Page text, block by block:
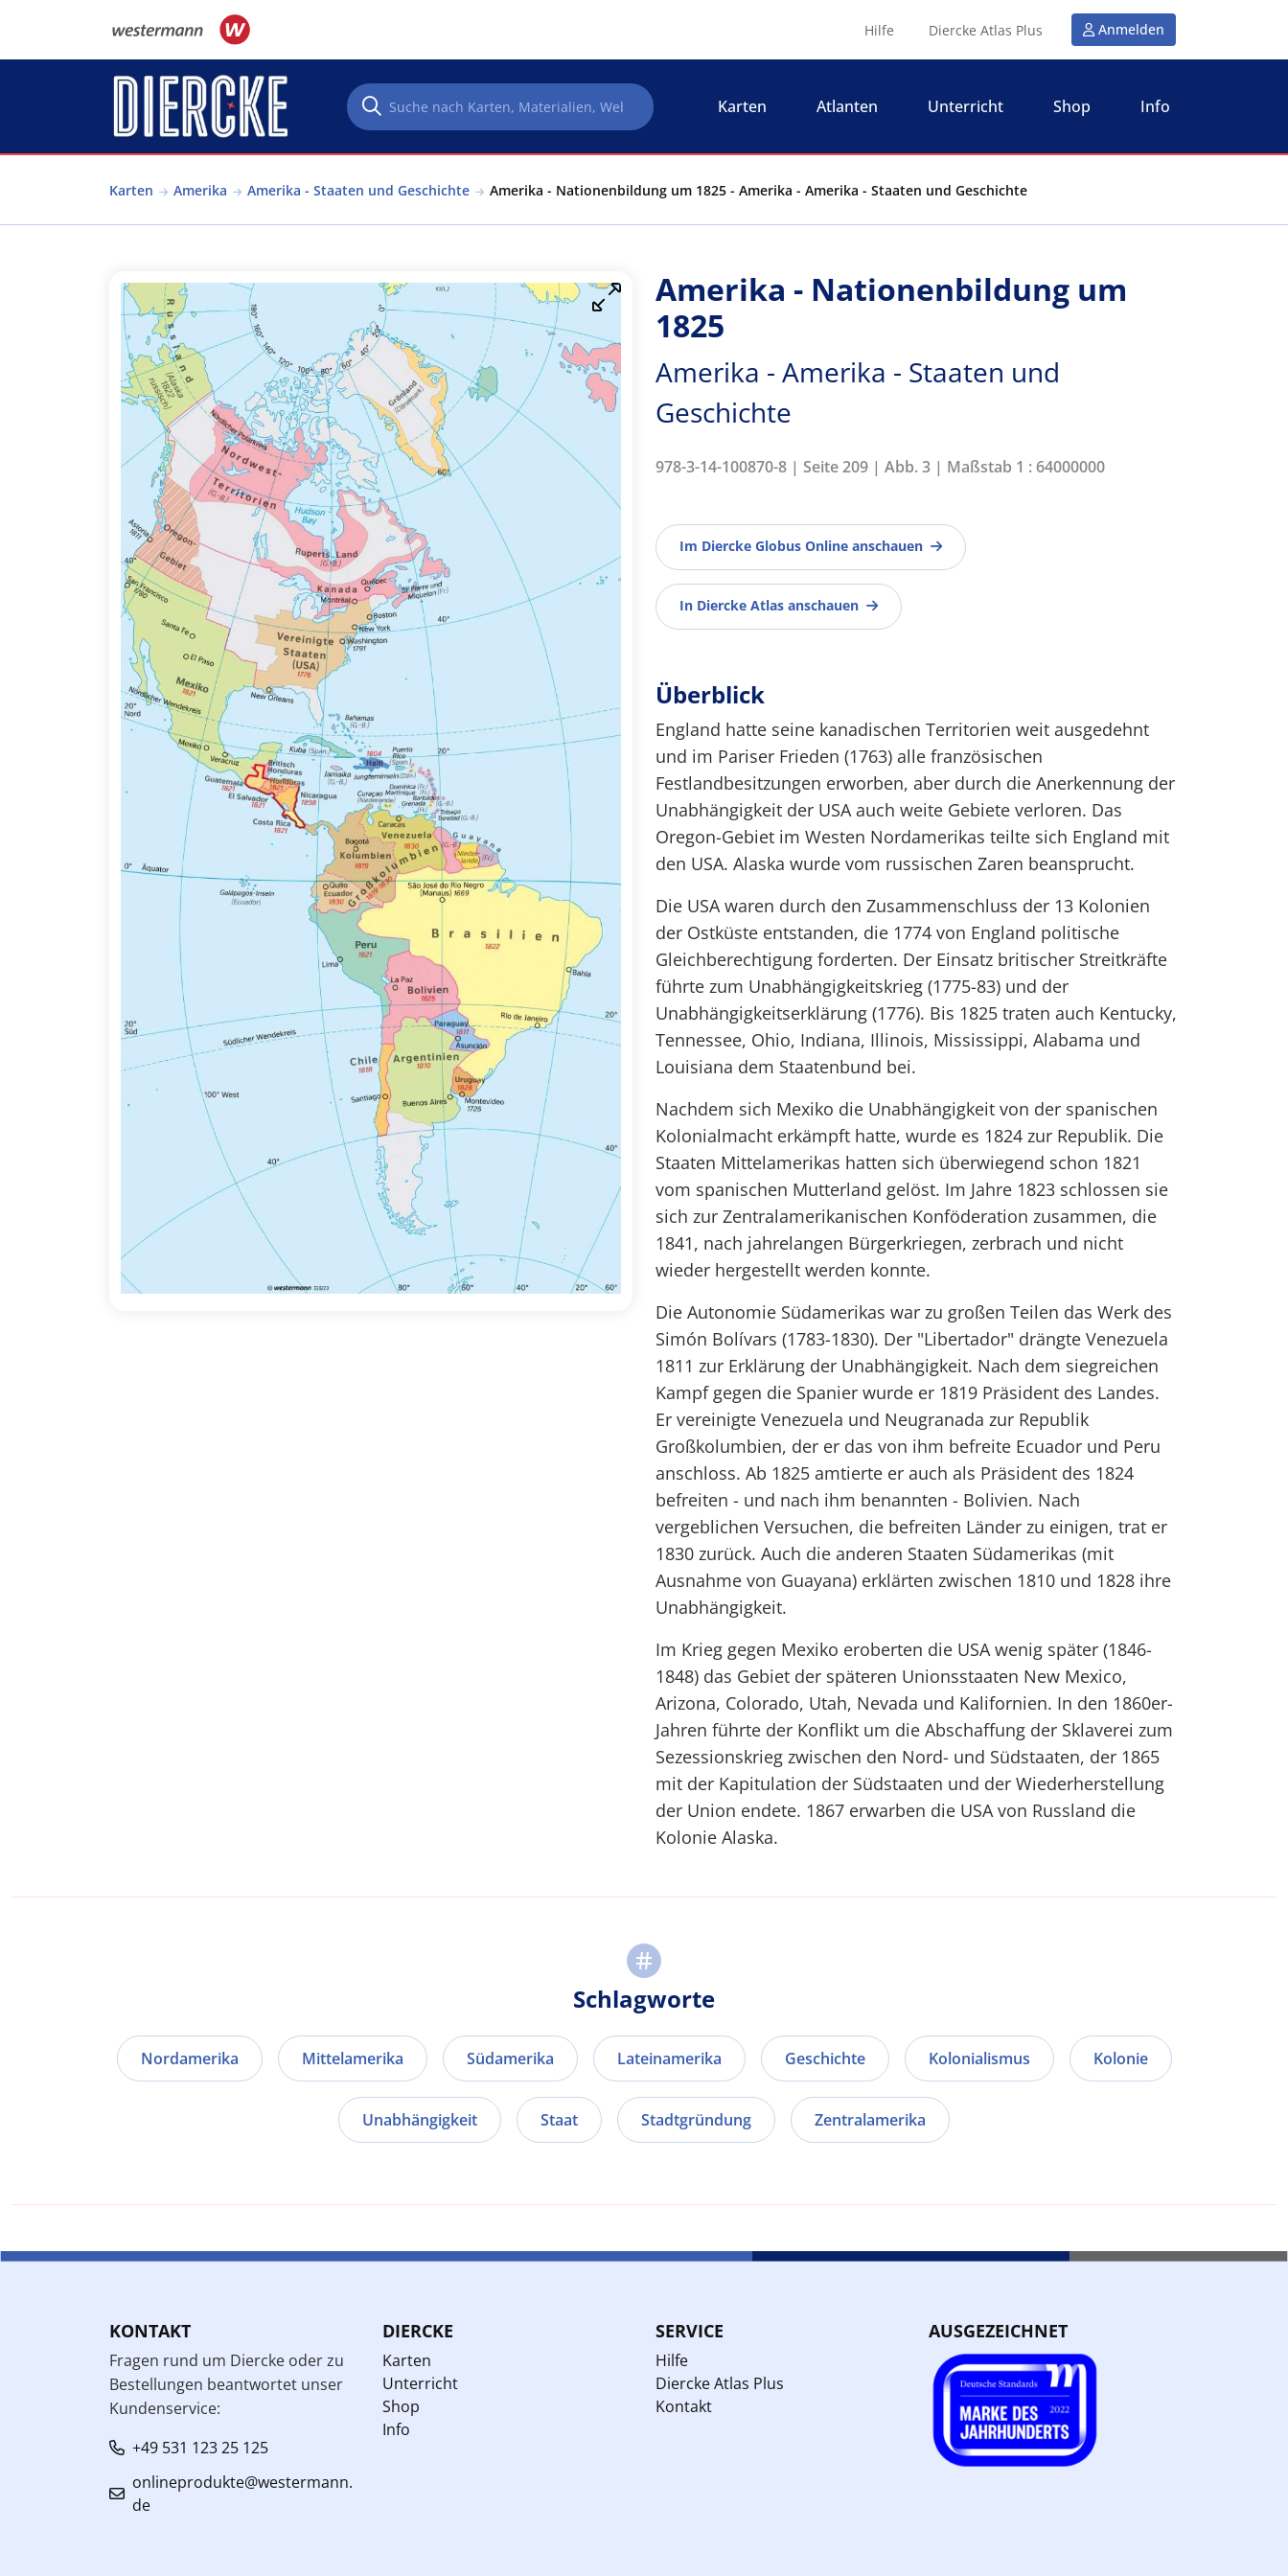
Hilfe Diercke Atlas Plus Anmelden
Karten Atlanten Unterricht Shop Info
Karten Amerika Amerika - Staaten und Geschichte Amerika - Nationenbildung um 1825 - Amerika - Amerika - Staaten und Geschichte
Amerika - Nationenbildung um
1825
Amerika - Amerika - Staaten und
Geschichte
978-3-14-100870-8 | Seite 209 | Abb. 3 | Maßstab 1 : 64000000
Im Diercke Globus Online anschauen
In Diercke Atlas anschauen
Überblick
England hatte seine kanadischen Territorien weit ausgedehnt
und im Pariser Frieden (1763) alle französischen
Festlandbesitzungen erworben, aber durch die Anerkennung der
Unabhängigkeit der USA auch weite Gebiete verloren. Das
Oregon-Gebiet im Westen Nordamerikas teilte sich England mit
den USA. Alaska wurde vom russischen Zaren beansprucht.
Die USA waren durch den Zusammenschluss der 13 Kolonien
der Ostküste entstanden, die 1774 von England politische
Gleichberechtigung forderten. Der Einsatz britischer Streitkräfte
führte zum Unabhängigkeitskrieg (1775-83) und der
Unabhängigkeitserklärung (1776). Bis 1825 traten auch Kentucky,
Tennessee, Ohio, Indiana, Illinois, Mississippi, Alabama und
Louisiana dem Staatenbund bei.
Nachdem sich Mexiko die Unabhängigkeit von der spanischen
Kolonialmacht erkämpft hatte, wurde es 1824 zur Republik. Die
Staaten Mittelamerikas hatten sich überwiegend schon 1821
vom spanischen Mutterland gelöst. Im Jahre 1823 schlossen sie
sich zur Zentralamerikanischen Konföderation zusammen, die
1841, nach jahrelangen Bürgerkriegen, zerbrach und nicht
wieder hergestellt werden konnte.
Die Autonomie Südamerikas war zu großen Teilen das Werk des
Simón Bolívars (1783-1830). Der "Libertador" drängte Venezuela
1811 zur Erklärung der Unabhängigkeit. Nach dem siegreichen
Kampf gegen die Spanier wurde er 1819 Präsident des Landes.
Er vereinigte Venezuela und Neugranada zur Republik
Großkolumbien, der er das von ihm befreite Ecuador und Peru
anschloss. Ab 1825 amtierte er auch als Präsident des 1824
befreiten - und nach ihm benannten - Bolivien. Nach
vergeblichen Versuchen, die befreiten Länder zu einigen, trat er
1830 zurück. Auch die anderen Staaten Südamerikas (mit
Ausnahme von Guayana) erklärten zwischen 1810 und 1828 ihre
Unabhängigkeit.
Im Krieg gegen Mexiko eroberten die USA wenig später (1846-
1848) das Gebiet der späteren Unionsstaaten New Mexico,
Arizona, Colorado, Utah, Nevada und Kalifornien. In den 1860er-
Jahren führte der Konflikt um die Abschaffung der Sklaverei zum
Sezessionskrieg zwischen den Nord- und Südstaaten, der 1865
mit der Kapitulation der Südstaaten und der Wiederherstellung
der Union endete. 1867 erwarben die USA von Russland die
Kolonie Alaska.
Schlagworte
Nordamerika Mittelamerika Südamerika Lateinamerika Geschichte Kolonialismus Kolonie
Unabhängigkeit Staat Stadtgründung Zentralamerika
KONTAKT
Fragen rund um Diercke oder zu
Bestellungen beantwortet unser
Kundenservice:
+49 531 123 25 125
onlineprodukte@westermann.
de
DIERCKE
Karten
Unterricht
Shop
Info
SERVICE
Hilfe
Diercke Atlas Plus
Kontakt
AUSGEZEICHNET